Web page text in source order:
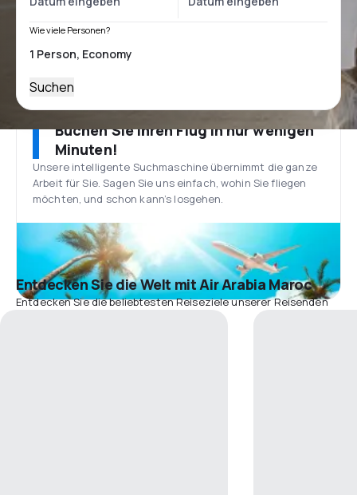
Wie viele Personen?
Suchen
Buchen Sie Ihren Flug in nur wenigen
Minuten!
Unsere intelligente Suchmaschine übernimmt die ganze
Arbeit für Sie. Sagen Sie uns einfach, wohin Sie fliegen
möchten, und schon kann’s losgehen.
Entdecken Sie die Welt mit Air Arabia Maroc
Entdecken Sie die beliebtesten Reiseziele unserer Reisenden